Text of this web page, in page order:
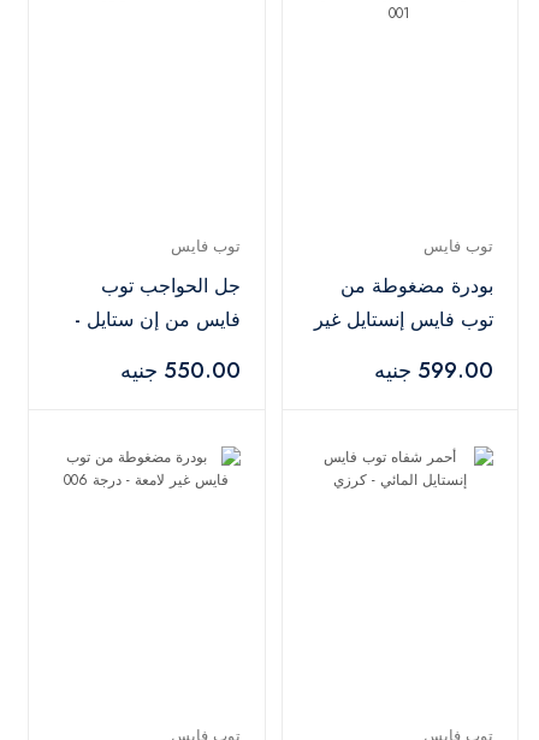
توب فايس
بودرة مضغوطة من
توب فايس إنستايل غير
599.00 جنيه
توب فايس
جل الحواجب توب
فايس من إن ستايل -
550.00 جنيه